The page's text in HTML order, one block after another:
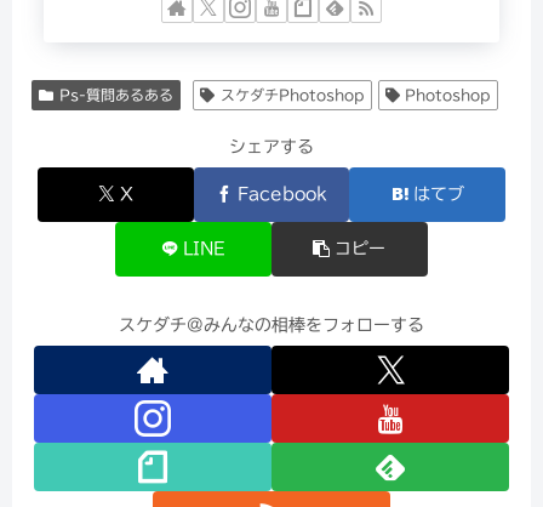
Ps-質問あるある スケダチPhotoshop Photoshop
シェアする
X Facebook はてブ
LINE コピー
スケダチ@みんなの相棒をフォローする